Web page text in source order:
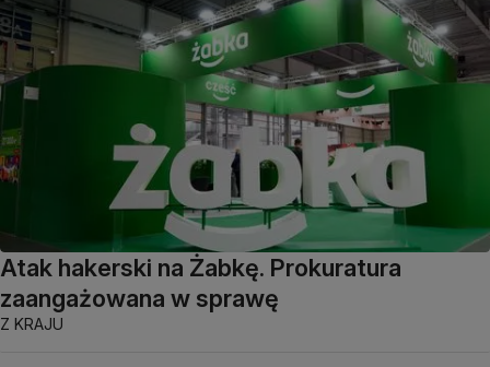
Atak hakerski na Żabkę. Prokuratura
zaangażowana w sprawę
Z KRAJU